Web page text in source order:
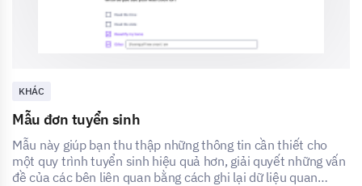
KHÁC
Mẫu đơn tuyển sinh
Mẫu này giúp bạn thu thập những thông tin cần thiết cho
một quy trình tuyển sinh hiệu quả hơn, giải quyết những vấn
đề của các bên liên quan bằng cách ghi lại dữ liệu quan